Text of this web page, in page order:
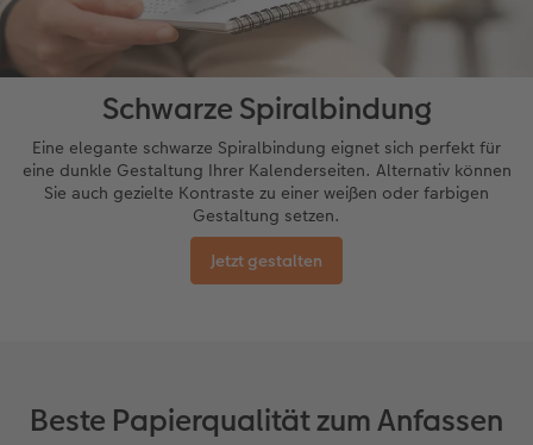
Schwarze Spiralbindung
Eine elegante schwarze Spiralbindung eignet sich perfekt für
eine dunkle Gestaltung Ihrer Kalenderseiten. Alternativ können
Sie auch gezielte Kontraste zu einer weißen oder farbigen
Gestaltung setzen.
Jetzt gestalten
Beste Papierqualität zum Anfassen